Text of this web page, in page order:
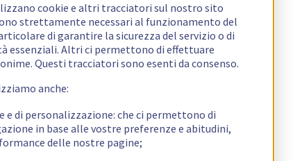
cookie e altri tracciatori sul nostro sito
strettamente necessari al funzionamento del
di garantire la sicurezza del servizio o di
essenziali. Altri ci permettono di effettuare
Questi tracciatori sono esenti da consenso.
anche:
di personalizzazione: che ci permettono di
in base alle vostre preferenze e abitudini,
delle nostre pagine;